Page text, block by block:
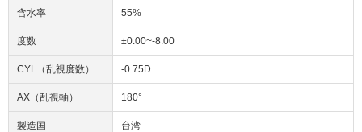
含水率 55%
度数 ±0.00~-8.00
CYL（乱視度数） -0.75D
AX（乱視軸） 180°
製造国 台湾